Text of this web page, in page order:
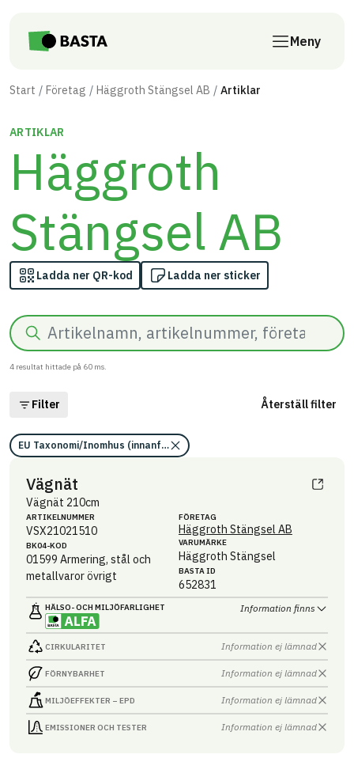
Meny
Start Företag Häggroth Stängsel AB Artiklar
ARTIKLAR
Häggroth
Stängsel AB
Ladda ner QR-kod Ladda ner sticker
Sök
4 resultat hittade på 60 ms.
Filter Återställ filter
EU Taxonomi/Inomhus (innanför ångspärr)/Information saknas
Vägnät
Vägnät 210cm
ARTIKEL­NUMMER
VSX21021510
BK04-KOD
01599 Armering, stål och
metallvaror övrigt
FÖRETAG
Häggroth Stängsel AB
VARUMÄRKE
Häggroth Stängsel
BASTA ID
652831
HÄLSO- OCH MILJÖ­FARLIGHET Information finns
CIRKULARITET Information ej lämnad
FÖRNYBARHET Information ej lämnad
MILJÖEFFEKTER – EPD Information ej lämnad
EMISSIONER OCH TESTER Information ej lämnad